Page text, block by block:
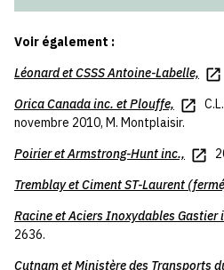
Voir également :
LéonardetCSSS Antoine-Labelle,
Orica Canada inc. etPlouffe,
novembre 2010, M. Montplaisir.
PoirieretArmstrong-Hunt inc.,
Tremblay et Ciment ST-Laurent
RacineetAciers Inoxydables Gastier
2636.
CutnametMinistère des Transports